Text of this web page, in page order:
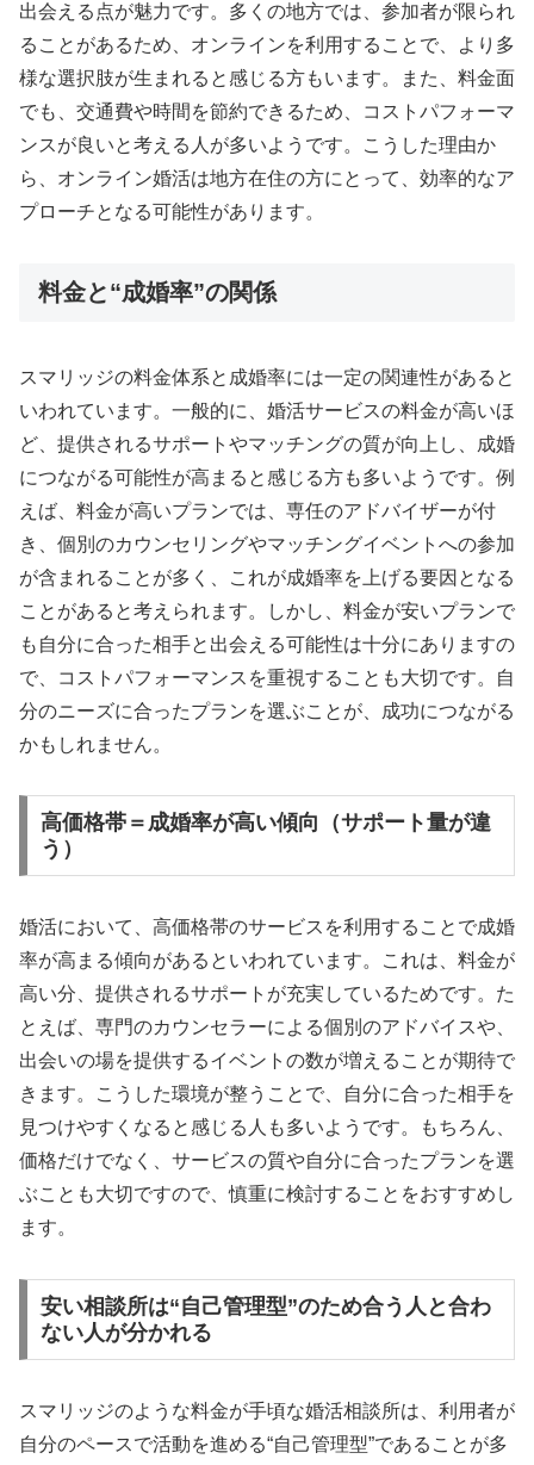
出会える点が魅力です。多くの地方では、参加者が限られ
ることがあるため、オンラインを利用することで、より多
様な選択肢が生まれると感じる方もいます。また、料金面
でも、交通費や時間を節約できるため、コストパフォーマ
ンスが良いと考える人が多いようです。こうした理由か
ら、オンライン婚活は地方在住の方にとって、効率的なア
プローチとなる可能性があります。
料金と“成婚率”の関係
スマリッジの料金体系と成婚率には一定の関連性があると
いわれています。一般的に、婚活サービスの料金が高いほ
ど、提供されるサポートやマッチングの質が向上し、成婚
につながる可能性が高まると感じる方も多いようです。例
えば、料金が高いプランでは、専任のアドバイザーが付
き、個別のカウンセリングやマッチングイベントへの参加
が含まれることが多く、これが成婚率を上げる要因となる
ことがあると考えられます。しかし、料金が安いプランで
も自分に合った相手と出会える可能性は十分にありますの
で、コストパフォーマンスを重視することも大切です。自
分のニーズに合ったプランを選ぶことが、成功につながる
かもしれません。
高価格帯＝成婚率が高い傾向（サポート量が違
う）
婚活において、高価格帯のサービスを利用することで成婚
率が高まる傾向があるといわれています。これは、料金が
高い分、提供されるサポートが充実しているためです。た
とえば、専門のカウンセラーによる個別のアドバイスや、
出会いの場を提供するイベントの数が増えることが期待で
きます。こうした環境が整うことで、自分に合った相手を
見つけやすくなると感じる人も多いようです。もちろん、
価格だけでなく、サービスの質や自分に合ったプランを選
ぶことも大切ですので、慎重に検討することをおすすめし
ます。
安い相談所は“自己管理型”のため合う人と合わ
ない人が分かれる
スマリッジのような料金が手頃な婚活相談所は、利用者が
自分のペースで活動を進める“自己管理型”であることが多